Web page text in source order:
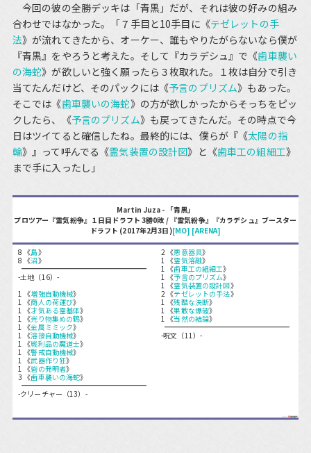
今回の彼の全勝デッキは「青黒」だが、それは彼の好みの組み
合わせではなかった。「７手目と10手目に《テゼレットの手
法》が流れてきたから、オーケー、誰もやりたがらないなら僕が
『青黒』をやろうと考えた。そして『カラデシュ』で《歯車襲い
の海蛇》が欲しいと強く願ったら３枚取れた。１枚は自分で引き
当てたんだけど、そのパックには《予言のプリズム》もあった。
そこでは《歯車襲いの海蛇》の方が欲しかったからそっちをピッ
クしたら、《予言のプリズム》も戻ってきたんだ。その時点で今
日はツイてると確信したね。最終的には、僕らが『《太陽の指
輪》』って呼んでる《霊気装置の設計図》と《歯車工の組細工》
まで手に入ったし」
Martin Juza - 「青黒」
プロツアー『霊気紛争』１日目ドラフト 3勝0敗 / 『霊気紛争』『カラデシュ』ブースター
ドラフト (2017年2月3日)[MO] [ARENA]
8 《島》
8 《沼》
-土地（16）-
1 《増強自動機械》
1 《商人の荷運び》
1 《才気ある霊基体》
1 《光り物集めの鶴》
1 《金属ミミック》
1 《溶接自動機械》
1 《戦利品の魔道士》
1 《警戒自動機械》
1 《武器作り狂》
1 《砦の発明者》
3 《歯車襲いの海蛇》
-クリーチャー（13）-
2 《悪意器具》
1 《霊気溶融》
1 《歯車工の組細工》
1 《予言のプリズム》
1 《霊気装置の設計図》
2 《テゼレットの手法》
1 《残酷な決断》
1 《果敢な爆破》
1 《当然の結論》
-呪文（11）-